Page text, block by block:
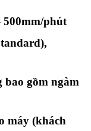
500mm/phút
gồm ngàm
máy (khách